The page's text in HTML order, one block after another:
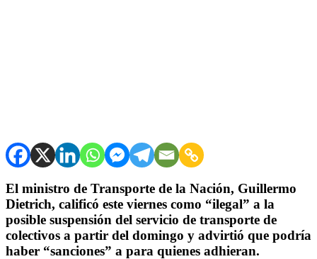
El ministro de Transporte de la Nación, Guillermo
Dietrich, calificó este viernes como “ilegal” a la
posible suspensión del servicio de transporte de
colectivos a partir del domingo y advirtió que podría
haber “sanciones” a para quienes adhieran.